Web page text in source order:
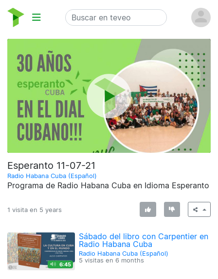
Esperanto 11-07-21
Radio Habana Cuba (Español)
Programa de Radio Habana Cuba en Idioma Esperanto
1 visita en 5 years
6:45
Sábado del libro con Carpentier en
Radio Habana Cuba
Radio Habana Cuba (Español)
5 visitas en 6 months